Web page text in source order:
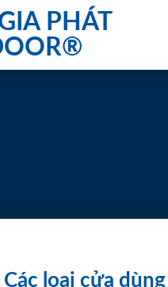
Các loại cửa